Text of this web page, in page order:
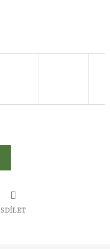
SDÍLET